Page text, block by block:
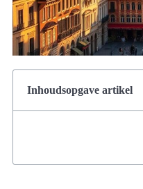
Inhoudsopgave artikel